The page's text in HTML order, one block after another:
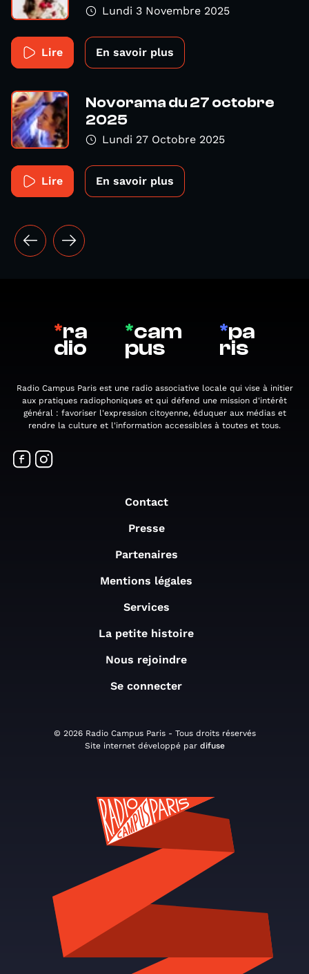
Lundi 3 Novembre 2025
Lire En savoir plus
Novorama du 27 octobre
2025
Lundi 27 Octobre 2025
Lire En savoir plus
*ra
dio
*cam
pus
*pa
ris
Radio Campus Paris est une radio associative locale qui vise à initier
aux pratiques radiophoniques et qui défend une mission d'intérêt
général : favoriser l'expression citoyenne, éduquer aux médias et
rendre la culture et l'information accessibles à toutes et tous.
Contact
Presse
Partenaires
Mentions légales
Services
La petite histoire
Nous rejoindre
Se connecter
© 2026 Radio Campus Paris - Tous droits réservés
Site internet développé par difuse